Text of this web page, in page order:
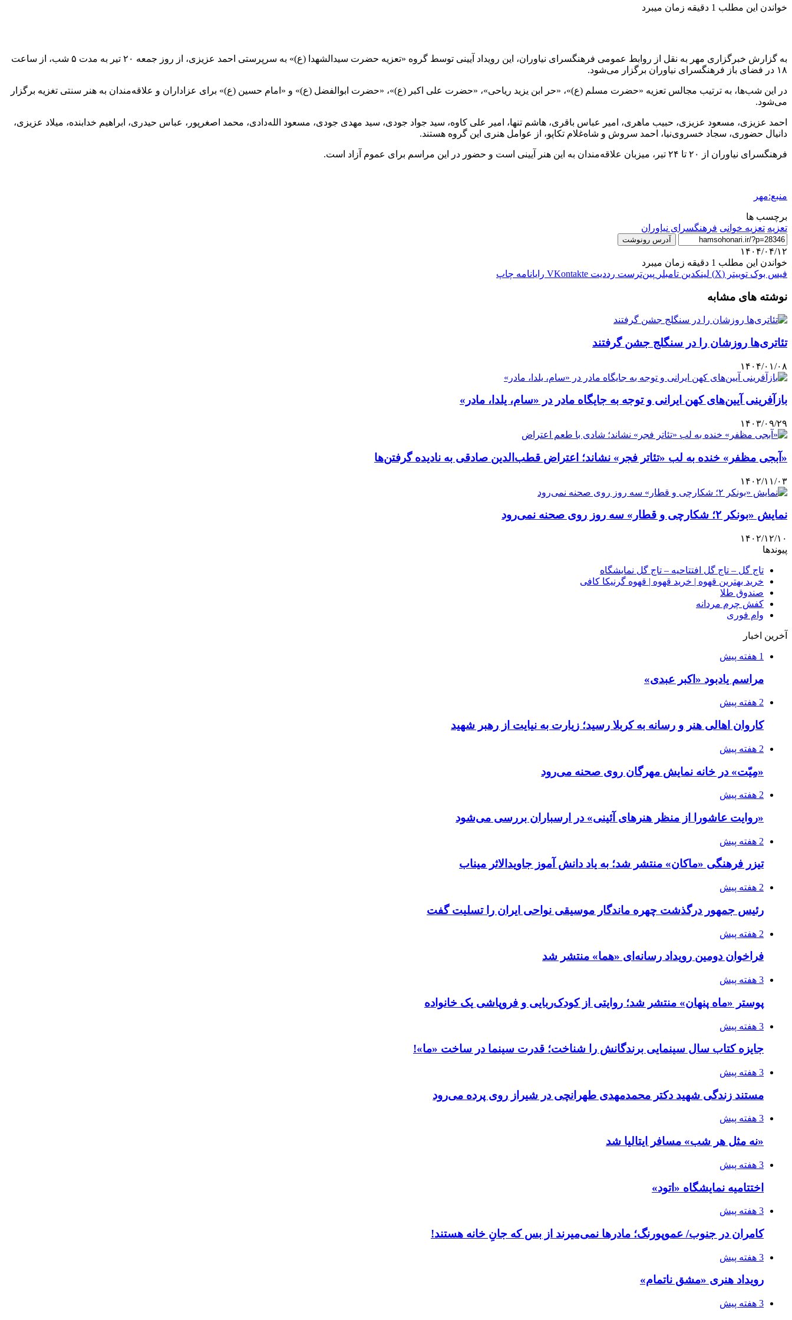
خواندن این مطلب 1 دقیقه زمان میبرد
به گزارش خبرگزاری مهر به نقل از روابط عمومی فرهنگسرای نیاوران، این رویداد آیینی توسط گروه «تعزیه حضرت سیدالشهدا (ع)» به سرپرستی احمد عزیزی، از روز جمعه ۲۰ تیر به مدت ۵ شب، از ساعت
۱۸ در فضای باز فرهنگسرای نیاوران برگزار می‌شود.
در این شب‌ها، به ترتیب مجالس تعزیه «حضرت مسلم (ع)»، «حر ابن یزید ریاحی»، «حضرت علی اکبر (ع)»، «حضرت ابوالفضل (ع)» و «امام حسین (ع)» برای عزاداران و علاقه‌مندان به هنر سنتی تغزیه برگزار
می‌شود.
احمد عزیزی، مسعود عزیزی، حبیب ماهری، امیر عباس باقری، هاشم تنها، امیر علی کاوه، سید جواد جودی، سید مهدی جودی، مسعود الله‌دادی، محمد اصغرپور، عباس حیدری، ابراهیم خدابنده، میلاد عزیزی،
دانیال حضوری، سجاد خسروی‌نیا، احمد سروش و شاه‌غلام تکاپو، از عوامل هنری این گروه هستند.
فرهنگسرای نیاوران از ۲۰ تا ۲۴ تیر، میزبان علاقه‌مندان به این هنر آیینی است و حضور در این مراسم برای عموم آزاد است.
منبع:مهر
برچسب ها
تعزیه تعزیه خوانی فرهنگسرای نیاوران
آدرس رونوشت
۱۴۰۴/۰۴/۱۲
خواندن این مطلب 1 دقیقه زمان میبرد
فیس بوک توییتر (X) لینکدین ‫تامبلر ‫پین‌ترست ‫رددیت ‫VKontakte رایانامه چاپ
نوشته های مشابه
تئاتری‌ها روزشان را در سنگلج جشن گرفتند
۱۴۰۴/۰۱/۰۸
بازآفرینی آیین‌های کهن ایرانی و توجه به جایگاه مادر در «سام، یلدا، مادر»
۱۴۰۳/۰۹/۲۹
«آبجی مظفر» خنده به لب «تئاتر فجر» نشاند؛ اعتراض قطب‌الدین صادقی به نادیده گرفتن‌ها
۱۴۰۲/۱۱/۰۳
نمایش «بونکر ۲؛ شکارچی و قطار» سه روز روی صحنه نمی‌رود
۱۴۰۲/۱۲/۱۰
پیوندها
تاج گل – تاج گل افتتاحیه – تاج گل نمایشگاه
خرید بهترین قهوه | خرید قهوه | قهوه گرنیکا کافی
صندوق طلا
کفش چرم مردانه
وام فوری
آخرین اخبار
1 هفته پیش
مراسم یادبود «اکبر عبدی»
2 هفته پیش
کاروان اهالی هنر و رسانه به کربلا رسید؛ زیارت به نیایت از رهبر شهید
2 هفته پیش
«مِیّت» در خانه نمایش مهرگان روی صحنه می‌رود
2 هفته پیش
«روایت عاشورا از منظر هنرهای آئینی» در ارسباران بررسی می‌شود
2 هفته پیش
تیزر فرهنگی «ماکان» منتشر شد؛ به یاد دانش آموز جاویدالاثر میناب
2 هفته پیش
رئیس جمهور درگذشت چهره ماندگار موسیقی نواحی ایران را تسلیت گفت
2 هفته پیش
فراخوان دومین رویداد رسانه‌ای «هما» منتشر شد
3 هفته پیش
پوستر «ماه پنهان» منتشر شد؛ روایتی از کودک‌ربایی و فروپاشی یک خانواده
3 هفته پیش
جایزه کتاب سال سینمایی برندگانش را شناخت؛ قدرت سینما در ساخت «ما»!
3 هفته پیش
مستند زندگی شهید دکتر محمدمهدی طهرانچی در شیراز روی پرده می‌رود
3 هفته پیش
«نه مثل هر شب» مسافر ایتالیا شد
3 هفته پیش
اختتامیه نمایشگاه «اتود»
3 هفته پیش
کامران در جنوب/ عموپورنگ؛ مادرها نمی‌میرند از بس که جانِ خانه هستند!
3 هفته پیش
رویداد هنری «مشق ناتمام»
3 هفته پیش